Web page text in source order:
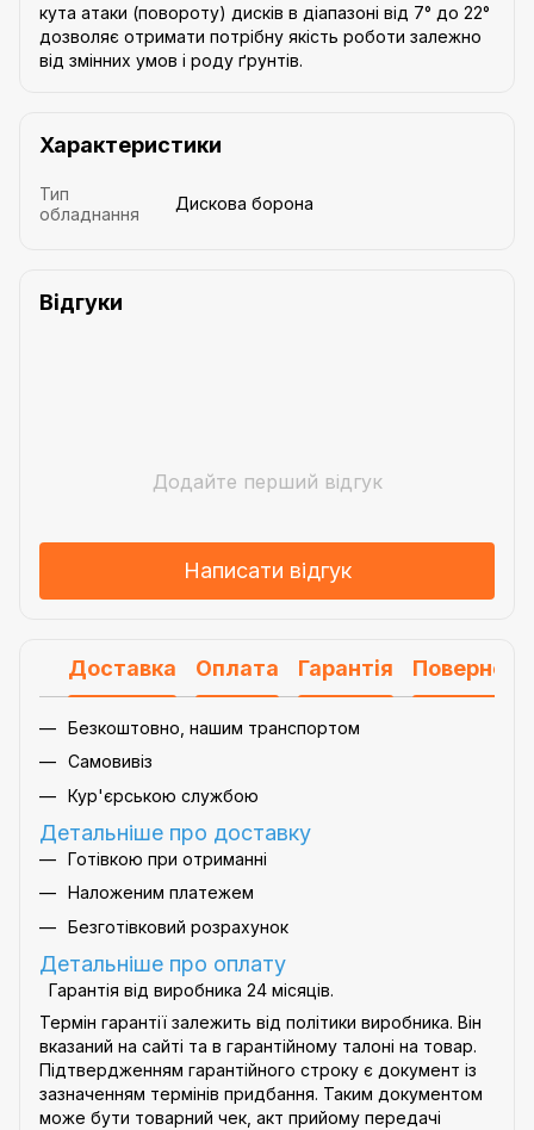
кута атаки (повороту) дисків в діапазоні від 7° до 22°
дозволяє отримати потрібну якість роботи залежно
від змінних умов і роду ґрунтів.
Характеристики
Тип
обладнання
Дискова борона
Відгуки
Додайте перший відгук
Написати відгук
Доставка Оплата Гарантія
Безкоштовно, нашим транспортом
Самовивіз
Кур'єрською службою
Детальніше про доставку
Готівкою при отриманні
Наложеним платежем
Безготівковий розрахунок
Детальніше про оплату
Гарантія від виробника 24 місяців.
Термін гарантії залежить від політики виробника. Він
вказаний на сайті та в гарантійному талоні на товар.
Підтвердженням гарантійного строку є документ із
зазначенням термінів придбання. Таким документом
може бути товарний чек, акт прийому передачі